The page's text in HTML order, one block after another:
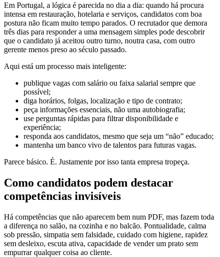
Em Portugal, a lógica é parecida no dia a dia: quando há procura
intensa em restauração, hotelaria e serviços, candidatos com boa
postura não ficam muito tempo parados. O recrutador que demora
três dias para responder a uma mensagem simples pode descobrir
que o candidato já aceitou outro turno, noutra casa, com outro
gerente menos preso ao século passado.
Aqui está um processo mais inteligente:
publique vagas com salário ou faixa salarial sempre que
possível;
diga horários, folgas, localização e tipo de contrato;
peça informações essenciais, não uma autobiografia;
use perguntas rápidas para filtrar disponibilidade e
experiência;
responda aos candidatos, mesmo que seja um “não” educado;
mantenha um banco vivo de talentos para futuras vagas.
Parece básico. É. Justamente por isso tanta empresa tropeça.
Como candidatos podem destacar
competências invisíveis
Há competências que não aparecem bem num PDF, mas fazem toda
a diferença no salão, na cozinha e no balcão. Pontualidade, calma
sob pressão, simpatia sem falsidade, cuidado com higiene, rapidez
sem desleixo, escuta ativa, capacidade de vender um prato sem
empurrar qualquer coisa ao cliente.